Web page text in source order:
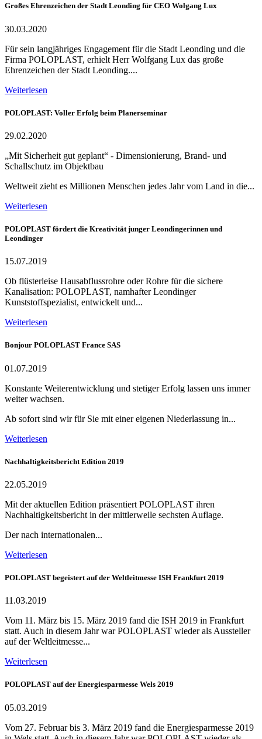
Großes Ehrenzeichen der Stadt Leonding für CEO Wolgang Lux
30.03.2020
Für sein langjähriges Engagement für die Stadt Leonding und die
Firma POLOPLAST, erhielt Herr Wolfgang Lux das große
Ehrenzeichen der Stadt Leonding....
Weiterlesen
POLOPLAST: Voller Erfolg beim Planerseminar
29.02.2020
„Mit Sicherheit gut geplant“ - Dimensionierung, Brand- und
Schallschutz im Objektbau
Weltweit zieht es Millionen Menschen jedes Jahr vom Land in die...
Weiterlesen
POLOPLAST fördert die Kreativität junger Leondingerinnen und
Leondinger
15.07.2019
Ob flüsterleise Hausabflussrohre oder Rohre für die sichere
Kanalisation: POLOPLAST, namhafter Leondinger
Kunststoffspezialist, entwickelt und...
Weiterlesen
Bonjour POLOPLAST France SAS
01.07.2019
Konstante Weiterentwicklung und stetiger Erfolg lassen uns immer
weiter wachsen.
Ab sofort sind wir für Sie mit einer eigenen Niederlassung in...
Weiterlesen
Nachhaltigkeitsbericht Edition 2019
22.05.2019
Mit der aktuellen Edition präsentiert POLOPLAST ihren
Nachhaltigkeitsbericht in der mittlerweile sechsten Auflage.
Der nach internationalen...
Weiterlesen
POLOPLAST begeistert auf der Weltleitmesse ISH Frankfurt 2019
11.03.2019
Vom 11. März bis 15. März 2019 fand die ISH 2019 in Frankfurt
statt. Auch in diesem Jahr war POLOPLAST wieder als Aussteller
auf der Weltleitmesse...
Weiterlesen
POLOPLAST auf der Energiesparmesse Wels 2019
05.03.2019
Vom 27. Februar bis 3. März 2019 fand die Energiesparmesse 2019